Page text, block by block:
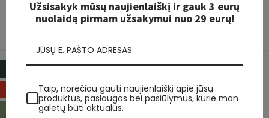
23,50 €13,23
Užsisakyk mūsų naujienlaiškį ir gauk 3 eurų
nuolaidą pirmam užsakymui nuo 29 eurų!
Taip, norėčiau gauti naujienlaiškį apie jūsų
produktus, paslaugas bei pasiūlymus, kurie man
galėtų būti aktualūs.